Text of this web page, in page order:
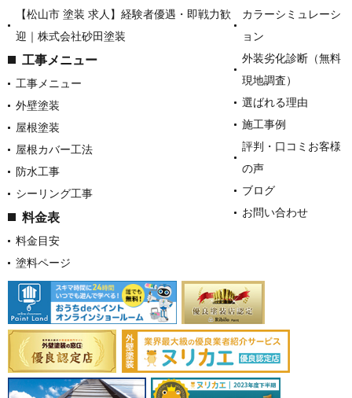
【松山市 塗装 求人】経験者優遇・即戦力歓
迎｜株式会社砂田塗装
工事メニュー
工事メニュー
外壁塗装
屋根塗装
屋根カバー工法
防水工事
シーリング工事
料金表
料金目安
塗料ページ
カラーシミュレーシ
ョン
外装劣化診断（無料
現地調査）
選ばれる理由
施工事例
評判・口コミお客様
の声
ブログ
お問い合わせ